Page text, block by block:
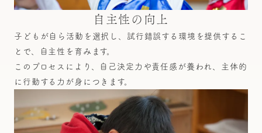
自主性の向上
子どもが自ら活動を選択し、試行錯誤する環境を提供するこ
とで、自主性を育みます。
このプロセスにより、自己決定力や責任感が養われ、主体的
に行動する力が身につきます。